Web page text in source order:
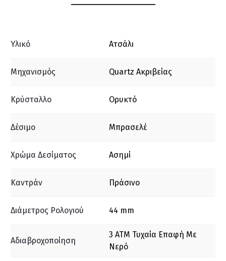
Υλικό Ατσάλι
Μηχανισμός Quartz Ακριβείας
Κρύσταλλο Ορυκτό
Δέσιμο Μπρασελέ
Χρώμα Δεσίματος Ασημί
Καντράν Πράσινο
Διάμετρος Ρολογιού 44 mm
Αδιαβροχοποίηση
3 ΑΤΜ Τυχαία Επαφή Με
Νερό